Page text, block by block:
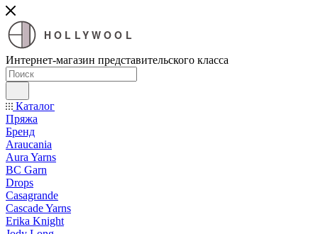
HOLLYWOOL
Интернет-магазин представительского класса
Каталог
Пряжа
Бренд
Araucania
Aura Yarns
BC Garn
Drops
Casagrande
Cascade Yarns
Erika Knight